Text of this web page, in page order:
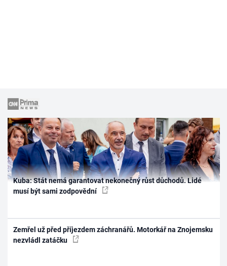
Kuba: Stát nemá garantovat nekonečný růst důchodů. Lidé
musí být sami zodpovědní
Zemřel už před příjezdem záchranářů. Motorkář na Znojemsku
nezvládl zatáčku